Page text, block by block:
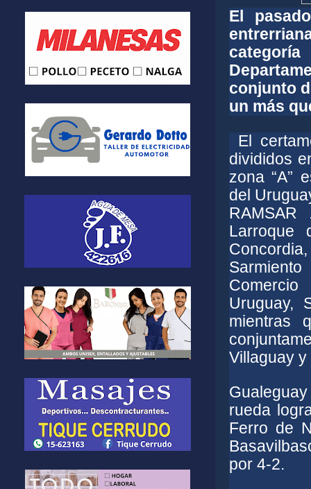
El
conjunto
un más
El
divididos
zona “A”
del
Larroque
Uruguay,
mientras
Villaguay
rueda
Ferro de
por 4-2.